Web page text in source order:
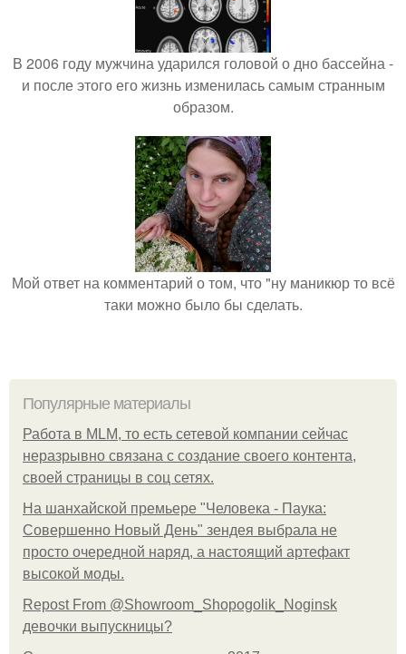
В 2006 году мужчина ударился головой о дно бассейна -
и после этого его жизнь изменилась самым странным
образом.
Мой ответ на комментарий о том, что "ну маникюр то всё
таки можно было бы сделать.
Популярные материалы
Работа в MLM, то есть сетевой компании сейчас
неразрывно связана с создание своего контента,
своей страницы в соц сетях.
На шанхайской премьере "Человека - Паука:
Совершенно Новый День" зендея выбрала не
просто очередной наряд, а настоящий артефакт
высокой моды.
Repost From @Showroom_Shopogolik_Noginsk
девочки выпускницы?